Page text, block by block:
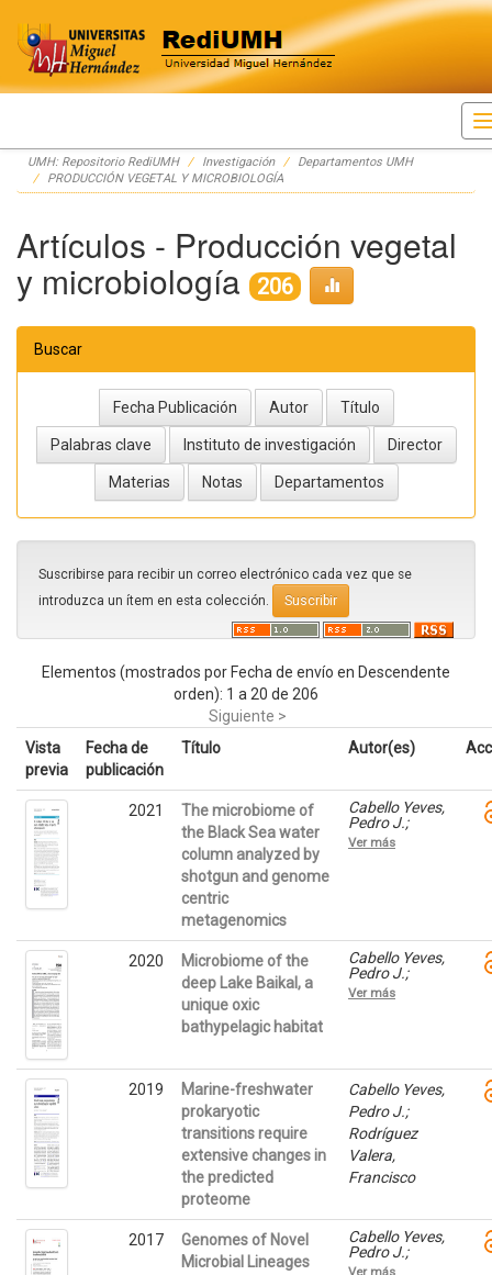
Skip
navigation
UMH: Repositorio RediUMH Investigación
Departamentos UMH
PRODUCCIÓN VEGETAL Y MICROBIOLOGÍA
Artículos - Producción vegetal
y microbiología 206
Buscar
Suscribirse para recibir un correo electrónico cada vez que se
introduzca un ítem en esta colección.
Elementos (mostrados por Fecha de envío en Descendente
orden): 1 a 20 de 206
Siguiente >
Vista
previa
Fecha de
publicación
Título Autor(es)
2021
The microbiome of
the Black Sea water
column analyzed by
shotgun and genome
centric
metagenomics
Cabello Yeves,
Pedro J.;
Callieri,
Cristiana;
M.; Roda
García, Juan
J.;
Dzhembekova,
Nataliya;
Moncheva,
Snejana;
Rodríguez
Valera,
Francisco
Ver más
2020
Microbiome of the
deep Lake Baikal, a
unique oxic
bathypelagic habitat
Cabello Yeves,
Pedro J.;
Zemskaya,
Tamara I.;
Mariya V.;
Ivanov,
Vyacheslav G.;
Ghai, Rohit;
Rodríguez
Valera,
Francisco
Ver más
2019
Marine-freshwater
prokaryotic
transitions require
extensive changes in
the predicted
proteome
Cabello Yeves,
Pedro J.;
Rodríguez
Valera,
Francisco
2017
Genomes of Novel
Microbial Lineages
Cabello Yeves,
Pedro J.;
Zemskaya,
Ver más